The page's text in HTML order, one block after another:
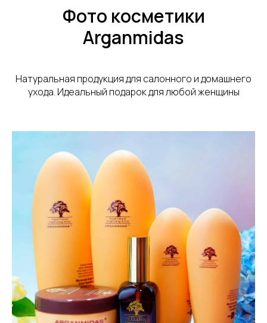
Фото косметики
Arganmidas
Натуральная продукция для салонного и домашнего
ухода. Идеальный подарок для любой женщины